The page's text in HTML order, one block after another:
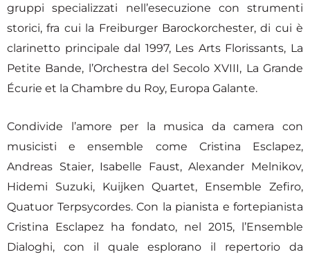
gruppi specializzati nell’esecuzione con strumenti
storici, fra cui la Freiburger Barockorchester, di cui è
clarinetto principale dal 1997, Les Arts Florissants, La
Petite Bande, l’Orchestra del Secolo XVIII, La Grande
Écurie et la Chambre du Roy, Europa Galante.
Condivide l’amore per la musica da camera con
musicisti e ensemble come Cristina Esclapez,
Andreas Staier, Isabelle Faust, Alexander Melnikov,
Hidemi Suzuki, Kuijken Quartet, Ensemble Zefiro,
Quatuor Terpsycordes. Con la pianista e fortepianista
Cristina Esclapez ha fondato, nel 2015, l’Ensemble
Dialoghi, con il quale esplorano il repertorio da